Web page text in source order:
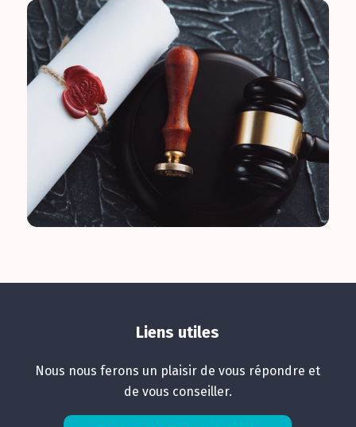
Liens utiles
Nous nous ferons un plaisir de vous répondre et
de vous conseiller.